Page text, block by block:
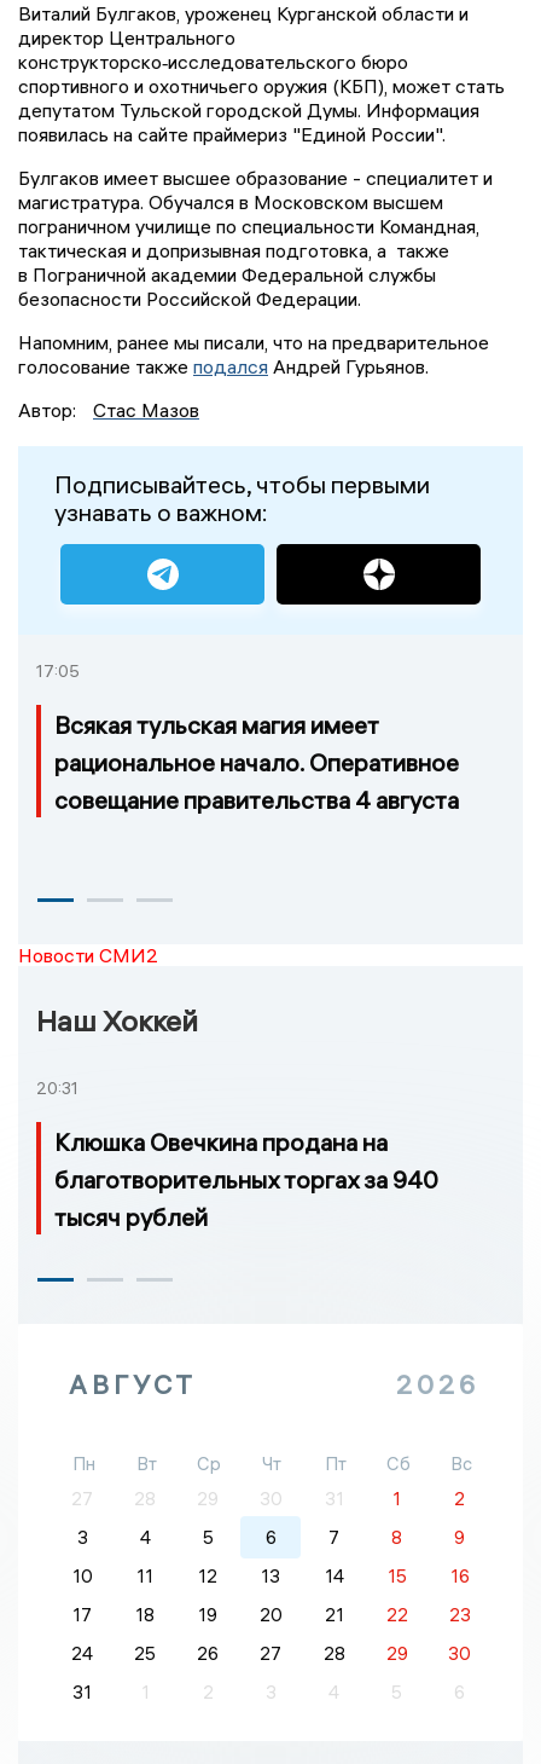
Виталий Булгаков, уроженец Курганской области и
директор Центрального
конструкторско‑исследовательского бюро
спортивного и охотничьего оружия (КБП), может стать
депутатом Тульской городской Думы. Информация
появилась на сайте праймериз "Единой России".
Булгаков имеет высшее образование - специалитет и
магистратура. Обучался в Московском высшем
пограничном училище по специальности Командная,
тактическая и допризывная подготовка, а также
в Пограничной академии Федеральной службы
безопасности Российской Федерации.
Напомним, ранее мы писали, что на предварительное
голосование также подался Андрей Гурьянов.
Автор:
Стас Мазов
Подписывайтесь, чтобы первыми
узнавать о важном:
17:05
Всякая тульская магия имеет
рациональное начало. Оперативное
совещание правительства 4 августа
Новости СМИ2
Наш Хоккей
20:31
Клюшка Овечкина продана на
благотворительных торгах за 940
тысяч рублей
АВГУСТ 2026
Пн Вт Ср Чт Пт Сб
Вс
27
28 29 30 31 1
2
3
4 5 6 7 8
9
10
11 12 13 14 15
16
17
18 19 20 21 22
23
24
25 26 27 28 29
30
31
1 2 3 4 5 6